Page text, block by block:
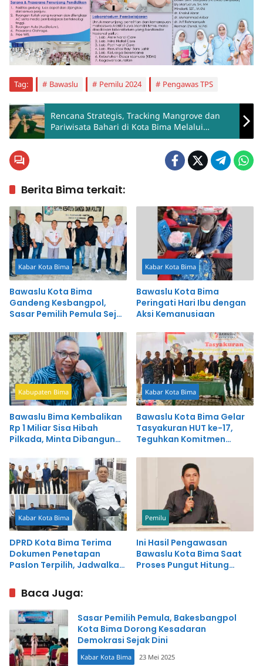
Tag: Bawaslu Pemilu 2024 Pengawas TPS
Rencana Strategis, Tracking Mangrove dan
Pariwisata Bahari di Kota Bima Melalui
Kolaborasi dengan KKP
Berita Bima terkait:
Kabar Kota Bima
Bawaslu Kota Bima
Gandeng Kesbangpol,
Sasar Pemilih Pemula Sejak
Kabar Kota Bima
Bawaslu Kota Bima
Peringati Hari Ibu dengan
Aksi Kemanusiaan
Kabupaten Bima
Bawaslu Bima Kembalikan
Rp 1 Miliar Sisa Hibah
Pilkada, Minta Dibangun
Kabar Kota Bima
Bawaslu Kota Bima Gelar
Tasyakuran HUT ke-17,
Teguhkan Komitmen
Kabar Kota Bima
DPRD Kota Bima Terima
Dokumen Penetapan
Paslon Terpilih, Jadwalkan
Pemilu
Ini Hasil Pengawasan
Bawaslu Kota Bima Saat
Proses Pungut Hitung
Baca Juga:
Sasar Pemilih Pemula, Bakesbangpol
Kota Bima Dorong Kesadaran
Demokrasi Sejak Dini
Kabar Kota Bima 23 Mei 2025